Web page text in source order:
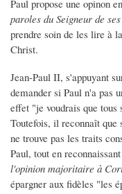
Paul propose une opinon
paroles du Seigneur de
prendre soin de les lire à
Christ.
Jean-Paul II, s'appuyant
demander si Paul n'a pas
effet "je voudrais que
Toutefois, il reconnaît que
ne trouve pas les traits
Paul, tout en
l'opinion majoritaire à
épargner aux fidèles "les